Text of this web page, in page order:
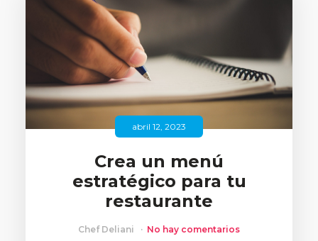
abril 12, 2023
Crea un menú
estratégico para tu
restaurante
Chef Deliani No hay comentarios